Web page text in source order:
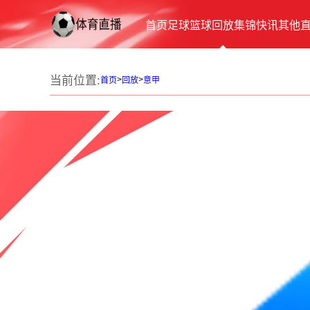
首页足球篮球回放集锦快讯其他
当前位置:首页>回放>意甲